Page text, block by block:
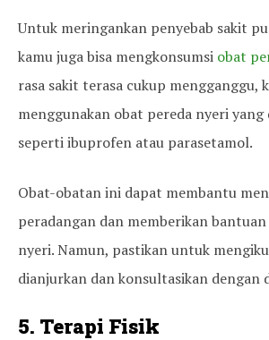
Untuk meringankan penyebab sakit
kamu juga bisa mengkonsumsi obat
rasa sakit terasa cukup mengganggu,
menggunakan obat pereda nyeri yang
seperti ibuprofen atau parasetamol.
Obat-obatan ini dapat membantu
peradangan dan memberikan
nyeri. Namun, pastikan untuk
dianjurkan dan konsultasikan dengan
5. Terapi Fisik